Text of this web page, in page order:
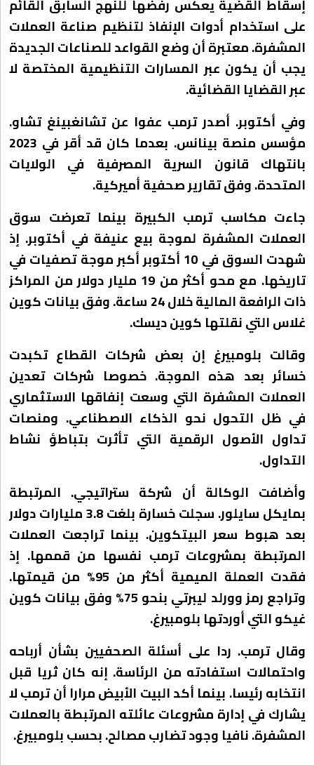
إسقاط القضية يعكس رفضها للنهج السابق القائم
على استخدام أدوات الإنفاذ لتنظيم صناعة العملات
المشفرة. معتبرة أن وضع القواعد للصناعات الجديدة
يجب أن يكون عبر المسارات التنظيمية المختصة لا
عبر القضايا القضائية.
وفي أكتوبر. أصدر ترمب عفوا عن تشانغبينغ تشاو.
مؤسس منصة بينانس. بعدما كان قد أقر في 2023
بانتهاك قانون السرية المصرفية في الولايات
المتحدة. وفق تقارير صحفية أميركية.
جاءت مكاسب ترمب الكبيرة بينما تعرضت سوق
العملات المشفرة لموجة بيع عنيفة في أكتوبر. إذ
شهدت السوق في 10 أكتوبر أكبر موجة تصفيات في
تاريخها. مع محو أكثر من 19 مليار دولار من المراكز
ذات الرافعة المالية خلال 24 ساعة. وفق بيانات كوين
غلاس التي نقلتها كوين ديسك.
وقالت بلومبيرغ إن بعض شركات القطاع تكبدت
خسائر بعد هذه الموجة. خصوصا شركات تعدين
العملات المشفرة التي وسعت إنفاقها الاستثماري
في ظل التحول نحو الذكاء الاصطناعي. ومنصات
تداول الأصول الرقمية التي تأثرت بتباطؤ نشاط
التداول.
وأضافت الوكالة أن شركة ستراتيجي. المرتبطة
بمايكل سايلور. سجلت خسارة بلغت 3.8 مليارات دولار
بعد هبوط سعر البيتكوين. بينما تراجعت العملات
المرتبطة بمشروعات ترمب نفسها من قممها. إذ
فقدت العملة الميمية أكثر من 95% من قيمتها.
وتراجع رمز وورلد ليبرتي بنحو 75% وفق بيانات كوين
غيكو التي أوردتها بلومبيرغ.
وقال ترمب. ردا على أسئلة الصحفيين بشأن أرباحه
واحتمالات استفادته من الرئاسة. إنه كان ثريا قبل
انتخابه رئيسا. بينما أكد البيت الأبيض مرارا أن ترمب لا
يشارك في إدارة مشروعات عائلته المرتبطة بالعملات
المشفرة. نافيا وجود تضارب مصالح. بحسب بلومبيرغ.